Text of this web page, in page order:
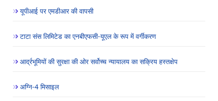
यूपीआई पर एमडीआर की वापसी
टाटा संस लिमिटेड का एनबीएफसी-यूएल के रूप में वर्गीकरण
आर्द्रभूमियों की सुरक्षा की ओर सर्वोच्च न्यायालय का सक्रिय हस्तक्षेप
अग्नि-4 मिसाइल